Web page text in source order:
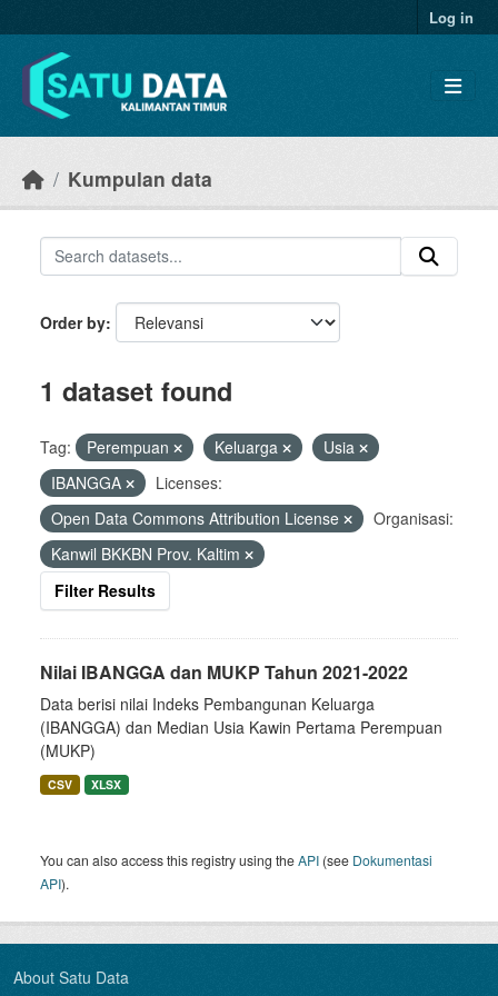
Log in
Kumpulan data
Order by
1 dataset found
Tag: Perempuan Keluarga
Usia
IBANGGA
Licenses:
Open Data Commons Attribution License
Organisasi:
Kanwil BKKBN Prov. Kaltim
Filter Results
Nilai IBANGGA dan MUKP Tahun 2021-2022
Data berisi nilai Indeks Pembangunan Keluarga
(IBANGGA) dan Median Usia Kawin Pertama Perempuan
(MUKP)
CSV XLSX
You can also access this registry using theAPI (see Dokumentasi
API).
About Satu Data